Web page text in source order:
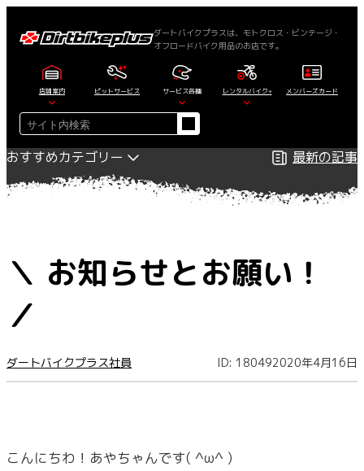
ダートバイクプラスは、モトクロス・ビンテージ・
オフロードバイク用品のお店です。
店舗案内 ピットサービス サービス各種 レンタルバイク+ メンバーズカード
検
索
おすすめカテゴリー
最新の記事
＼ お知らせとお願い！
／
ダートバイクプラス社員 ID: 180492020年4月16日
こんにちわ！あやちゃんです( ^ω^ )